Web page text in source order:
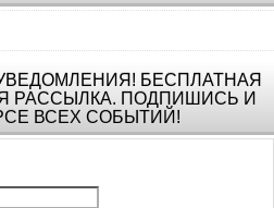
БЕСПЛАТНАЯ
РАССЫЛКА. ПОДПИШИСЬ И
ВСЕХ СОБЫТИЙ!